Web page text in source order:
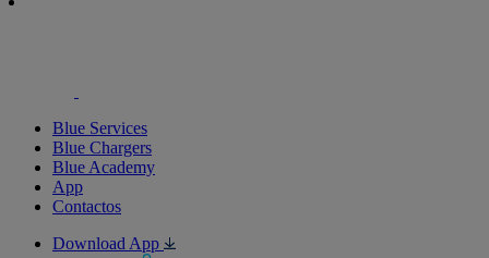
Blue Services
Blue Chargers
Blue Academy
App
Contactos
Download App